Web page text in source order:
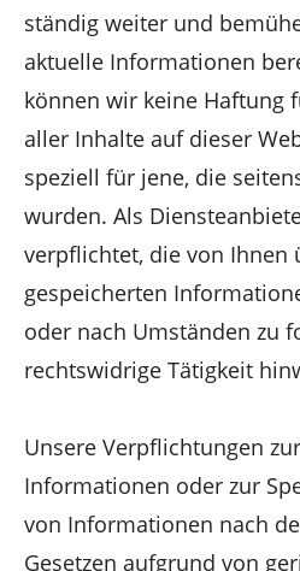
ständig weiter und
aktuelle Informationen
können wir keine Haftung
aller Inhalte auf dieser
speziell für jene, die
wurden. Als
verpflichtet, die von
gespeicherten
oder nach Umständen zu
rechtswidrige Tätigkeit
Unsere Verpflichtungen
Informationen oder zur
von Informationen nach
Gesetzen aufgrund von